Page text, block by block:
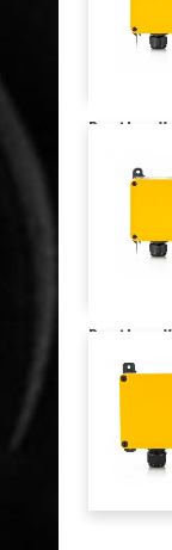
PN-R15-1 /